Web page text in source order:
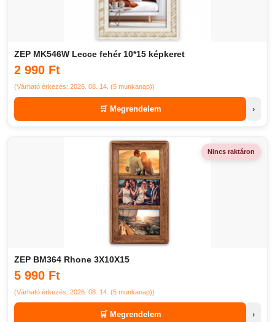
ZEP MK546W Lecce fehér 10*15 képkeret
2 990 Ft
(Várható érkezés: 2026. 08. 14. (5 munkanap))
🛒 Megrendelem ›
Nincs raktáron
ZEP BM364 Rhone 3X10X15
5 990 Ft
(Várható érkezés: 2026. 08. 14. (5 munkanap))
🛒 Megrendelem ›